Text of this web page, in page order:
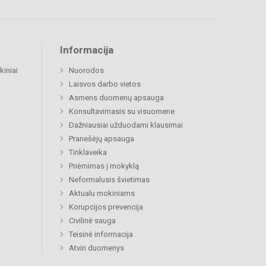
Informacija
Nuorodos
Laisvos darbo vietos
Asmens duomenų apsauga
Konsultavimasis su visuomene
Dažniausiai užduodami klausimai
Pranešėjų apsauga
Tinklaveika
Priėmimas į mokyklą
Neformalusis švietimas
Aktualu mokiniams
Korupcijos prevencija
Civilinė sauga
Teisinė informacija
Atviri duomenys